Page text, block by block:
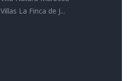
Villas La Finca de J...